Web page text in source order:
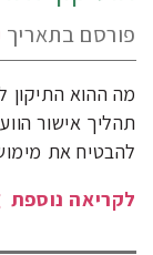
פורסם בתאריך
מה ההוא התיקון
תהליך אישור
להבטיח את
לקריאה נוספת